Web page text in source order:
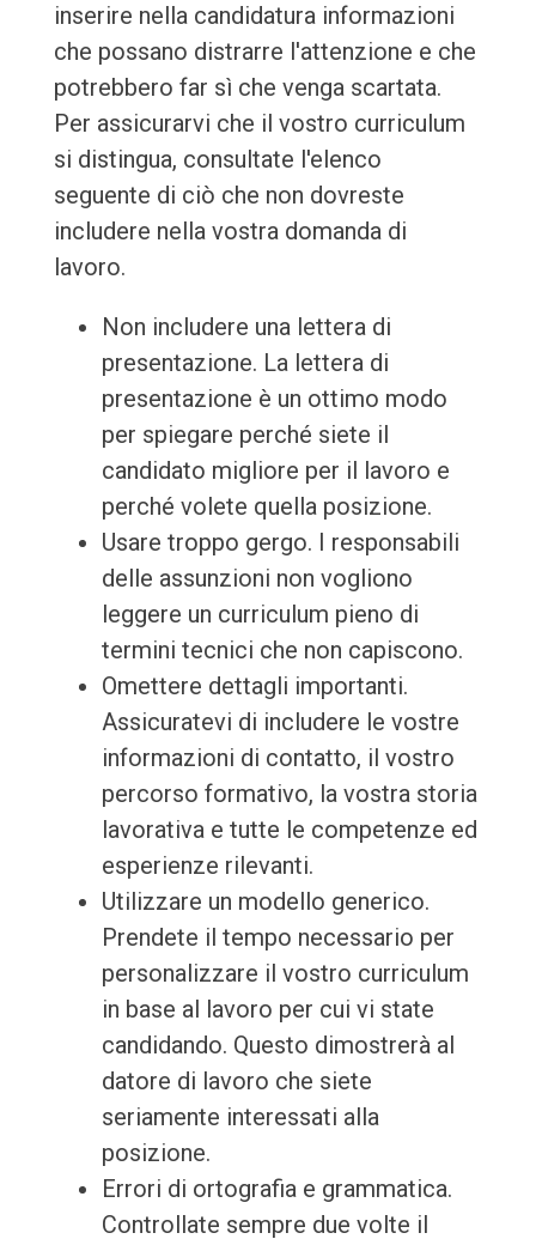
inserire nella candidatura informazioni
che possano distrarre l'attenzione e che
potrebbero far sì che venga scartata.
Per assicurarvi che il vostro curriculum
si distingua, consultate l'elenco
seguente di ciò che non dovreste
includere nella vostra domanda di
lavoro.
Non includere una lettera di
presentazione. La lettera di
presentazione è un ottimo modo
per spiegare perché siete il
candidato migliore per il lavoro e
perché volete quella posizione.
Usare troppo gergo. I responsabili
delle assunzioni non vogliono
leggere un curriculum pieno di
termini tecnici che non capiscono.
Omettere dettagli importanti.
Assicuratevi di includere le vostre
informazioni di contatto, il vostro
percorso formativo, la vostra storia
lavorativa e tutte le competenze ed
esperienze rilevanti.
Utilizzare un modello generico.
Prendete il tempo necessario per
personalizzare il vostro curriculum
in base al lavoro per cui vi state
candidando. Questo dimostrerà al
datore di lavoro che siete
seriamente interessati alla
posizione.
Errori di ortografia e grammatica.
Controllate sempre due volte il